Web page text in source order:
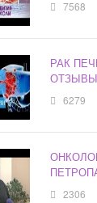
7568
РАК
ОТЗЫВЫ
6279
2306